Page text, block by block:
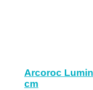
Arcoroc
cm